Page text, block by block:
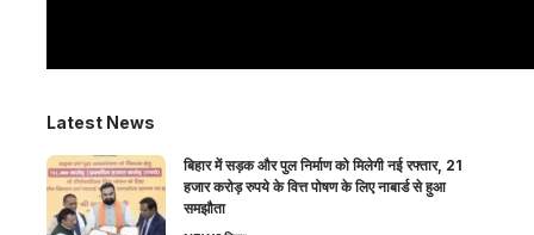
Latest News
बिहार में सड़क और पुल निर्माण को मिलेगी नई रफ्तार, 21
हजार करोड़ रुपये के वित्त पोषण के लिए नाबार्ड से हुआ
समझौता